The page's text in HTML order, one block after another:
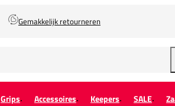
Gemakkelijk retourneren
Grips Accessoires Keepers SALE